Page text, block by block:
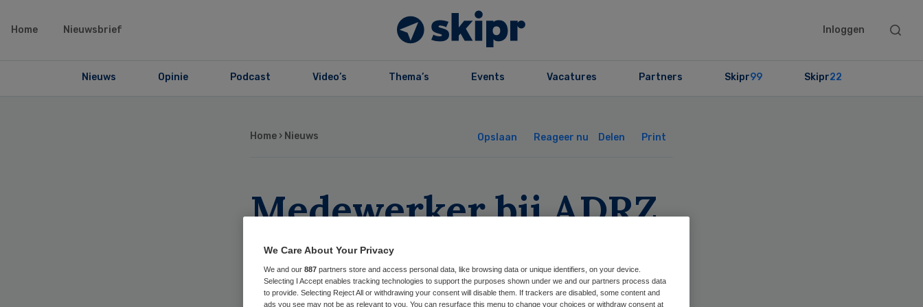
Home Nieuwsbrief Inloggen
Search
Nieuws Opinie Podcast Video’s Thema’s Events Vacatures Partners Skipr99 Skipr22
Home › Nieuws Opslaan Reageer nu Delen Print
Medewerker bij ADRZ
besmet met
coronavirus
We Care About Your Privacy
We and our 887 partners store and access personal data, like browsing data or unique identifiers, on your device.
Selecting I Accept enables tracking technologies to support the purposes shown under we and our partners process data
to provide. Selecting Reject All or withdrawing your consent will disable them. If trackers are disabled, some content and
ads you see may not be as relevant to you. You can resurface this menu to change your choices or withdraw consent at